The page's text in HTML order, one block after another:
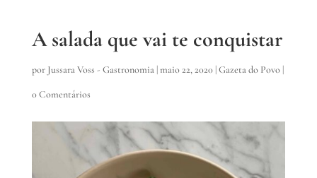
A salada que vai te conquistar
por Jussara Voss - Gastronomia|maio 22, 2020|Gazeta do Povo|
0 Comentários